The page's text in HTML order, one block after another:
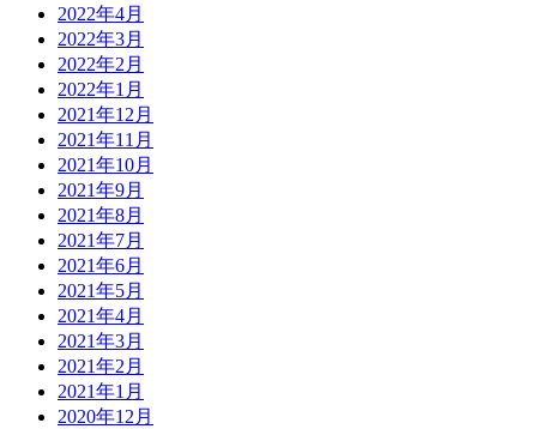
2022年4月
2022年3月
2022年2月
2022年1月
2021年12月
2021年11月
2021年10月
2021年9月
2021年8月
2021年7月
2021年6月
2021年5月
2021年4月
2021年3月
2021年2月
2021年1月
2020年12月